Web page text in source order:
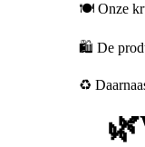
🍽️ Onze
🛍️ De
♻️